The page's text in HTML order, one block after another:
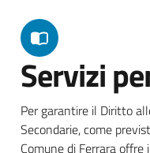
Servizi
Per garantire il Diritto
Secondarie, come
Comune di Ferrara offre